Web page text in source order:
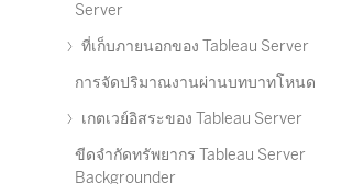
Server
ที่เก็บภายนอกของ Tableau Server
การจัดปริมาณงานผ่านบทบาทโหนด
เกตเวย์อิสระของ Tableau Server
ขีดจำกัดทรัพยากร Tableau Server
Backgrounder